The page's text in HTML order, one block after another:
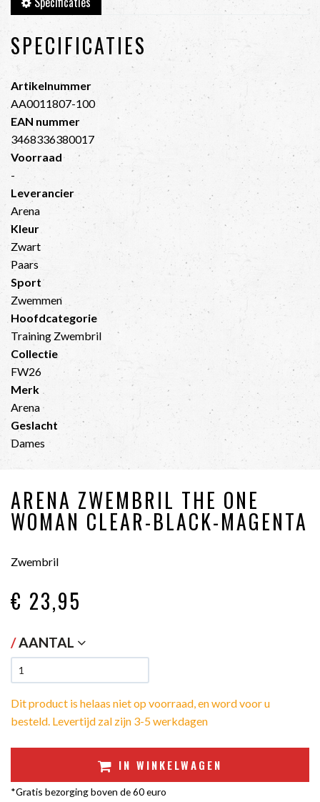
SPECIFICATIES
Artikelnummer
AA0011807-100
EAN nummer
3468336380017
Voorraad
-
Leverancier
Arena
Kleur
Zwart
Paars
Sport
Zwemmen
Hoofdcategorie
Training Zwembril
Collectie
FW26
Merk
Arena
Geslacht
Dames
ARENA ZWEMBRIL THE ONE
WOMAN CLEAR-BLACK-MAGENTA
Zwembril
€ 23,95
/AANTAL
Dit product is helaas niet op voorraad, en word voor u
besteld. Levertijd zal zijn 3-5 werkdagen
IN WINKELWAGEN
*Gratis bezorging boven de 60 euro